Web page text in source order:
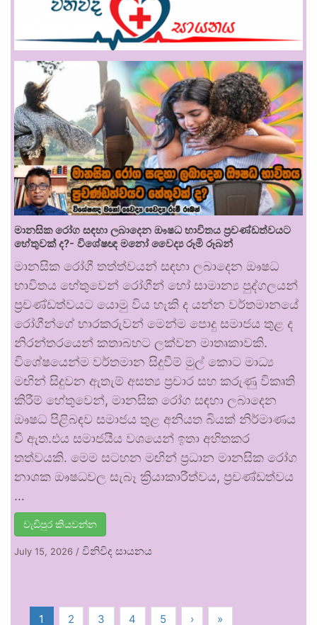
මානසික රෝග සඳහා ලබාදෙන ඖෂධ භාවිතය ප්‍රචණ්ඩත්වයට
හේතුවක් ද?- විශේෂඥ මනෝ වෛද්‍ය රූමි රූබන්
මානසික රෝගී තත්ත්වයන් සඳහා ලබාදෙන ඖෂධ
භාවිතය හේතුවෙන් රෝගීන් හෝ සාමාන්‍ය පුද්ගලයන්
ප්‍රචණ්ඩත්වයට යොමු විය හැකි ද යන්න වර්තමානයේ
රෝගීන්ගේ භාරකරුවන් මෙන්ම පොදු සමාජය තුළ ද
නිරන්තරයෙන් කතාබහට ලක්වන මාතෘකාවකි.
විශේෂයෙන්ම වර්තමාන සිදුවීම් මුල් කොට මාධ්‍ය
මඟින් සිදුවන ඇතැම් අසත්‍ය ප්‍රචාර සහ කරුණු විකෘති
කිරීම් හේතුවෙන්, මානසික රෝග සඳහා ලබාදෙන
ඖෂධ පිළිබඳව සමාජය තුළ අනියත බියක් නිර්මාණය
වී ඇත.එය සමාජයීය වශයෙන් ඉතා අහිතකර
තත්වයකි. මෙම සටහන මඟින් ප්‍රධාන මානසික රෝග
නාශක ඖෂධවල සැබෑ ක්‍රියාකාරීත්වය, ප්‍රචණ්ඩත්වය
…
වැඩිපුර කියවන්න
July 15, 2026 / විනිවිද සායනය
1 2 3 4 5 › »